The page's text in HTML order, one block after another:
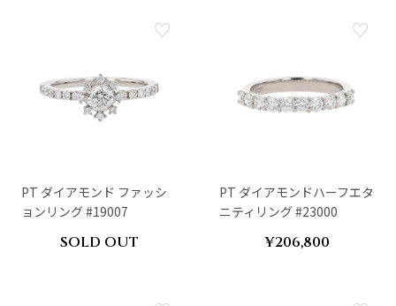
PT ダイアモンド ファッシ
ョンリング #19007
SOLD OUT
PT ダイアモンドハーフエタ
ニティリング #23000
¥206,800